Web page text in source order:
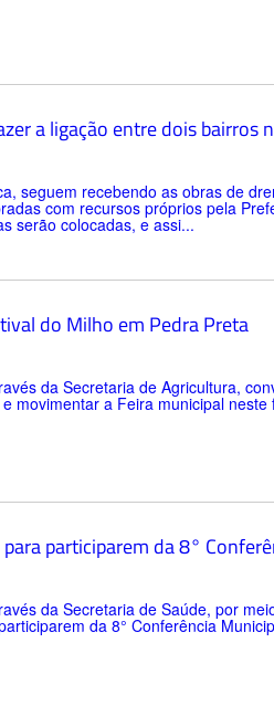
a ligação entre dois bairros
seguem recebendo as obras de
com recursos próprios pela
serão colocadas, e assi...
do Milho em Pedra Preta
da Secretaria de Agricultura,
movimentar a Feira municipal
participarem da 8°
da Secretaria de Saúde, por
da 8° Conferência